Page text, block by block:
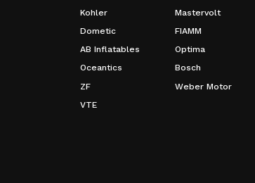
Kohler
Dometic
AB Inflatables
Oceantics
ZF
VTE
Mastervolt
FIAMM
Optima
Bosch
Weber Motor